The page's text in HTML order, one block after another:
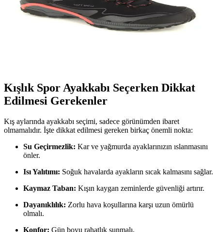
Lumberjack Bayan Kışlık Spor Ayakkabıları: Şıklık
ve Konforun Bir Arada Sunulduğu Modeller
Kışlık Spor Ayakkabı Seçerken Dikkat
Edilmesi Gerekenler
Kış aylarında ayakkabı seçimi, sadece görünümden ibaret
olmamalıdır. İşte dikkat edilmesi gereken birkaç önemli nokta:
Su Geçirmezlik: Kar ve yağmurda ayaklarınızın ıslanmasını
önler.
Isı Yalıtımı: Soğuk havalarda ayakların sıcak kalmasını sağlar.
Kaymaz Taban: Kışın kaygan zeminlerde güvenliği artırır.
Dayanıklılık: Zorlu hava koşullarına karşı uzun ömürlü
olmalı.
Konfor: Gün boyu rahatlık sunmalı.